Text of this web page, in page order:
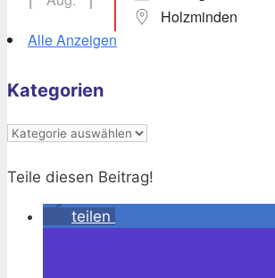
Holzminden
Alle Anzeigen
Kategorien
Kategorien
Teile diesen Beitrag!
teilen